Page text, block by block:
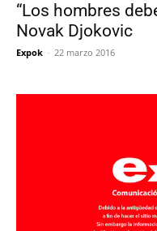
“Los hombres
Novak Djokovic
Expok - 22 marzo 2016